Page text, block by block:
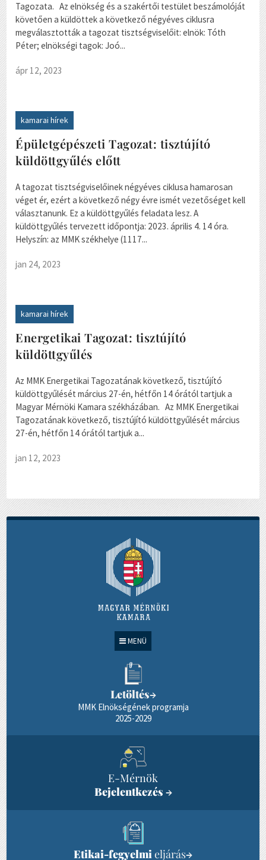
MENÜ
Letöltés→
MMK Elnökségének programja
2025-2029
E-Mérnök
Bejelentkezés →
Etikai-fegyelmi eljárás→
Tagozata. Az elnökség és a szakértői testület beszámolóját
követően a küldöttek a következő négyéves ciklusra
megválasztották a tagozat tisztségviselőit: elnök: Tóth
Péter; elnökségi tagok: Joó...
ápr 12, 2023
kamarai hírek
Épületgépészeti Tagozat: tisztújító
küldöttgyűlés előtt
A tagozat tisztségviselőinek négyéves ciklusa hamarosan
véget ér, ezért a következő négy évre ismét vezetőséget kell
választanunk. Ez a küldöttgyűlés feladata lesz. A
küldöttgyűlés tervezett időpontja: 2023. április 4. 14 óra.
Helyszín: az MMK székhelye (1117...
jan 24, 2023
kamarai hírek
Energetikai Tagozat: tisztújító
küldöttgyűlés
Az MMK Energetikai Tagozatának következő, tisztújító
küldöttgyűlését március 27-én, hétfőn 14 órától tartjuk a
Magyar Mérnöki Kamara székházában. Az MMK Energetikai
Tagozatának következő, tisztújító küldöttgyűlését március
27-én, hétfőn 14 órától tartjuk a...
jan 12, 2023